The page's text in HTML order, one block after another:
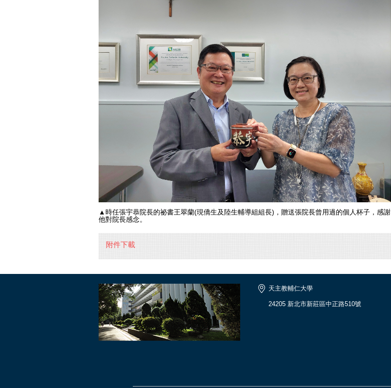
▲時任張宇恭院長的祕書王翠蘭(現僑生及陸生輔導組組長)，贈送張院長曾用過的個人杯子，感謝
他對院長感念。
附件下載
天主教輔仁大學
24205 新北市新莊區中正路510號